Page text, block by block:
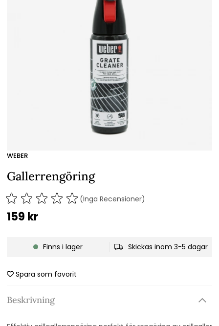
WEBER
Gallerrengöring
(Inga Recensioner)
159 kr
Finns i lager Skickas inom 3-5 dagar
Spara som favorit
Beskrivning